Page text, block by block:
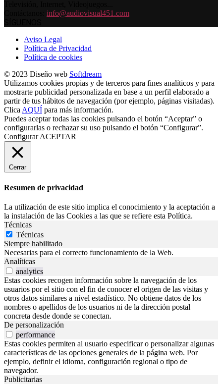
info@audiovisual451.com
Aviso Legal
Política de Privacidad
Política de cookies
© 2023 Diseño web Softdream
Utilizamos cookies propias y de terceros para fines analíticos y para
mostrarte publicidad personalizada en base a un perfil elaborado a
partir de tus hábitos de navegación (por ejemplo, páginas visitadas).
ClicaAQUÍ para más información.
Puedes aceptar todas las cookies pulsando el botón “Aceptar” o
configurarlas o rechazar su uso pulsando el botón “Configurar”.
ConfigurarACEPTAR
Cerrar
Resumen de privacidad
La utilización de este sitio implica el conocimiento y la aceptación a
la instalación de las Cookies a las que se refiere esta Política.
Técnicas
Técnicas
Siempre habilitado
Necesarias para el correcto funcionamiento de la Web.
Analíticas
analytics
Estas cookies recogen información sobre la navegación de los
usuarios por el sitio con el fin de conocer el origen de las visitas y
otros datos similares a nivel estadístico. No obtiene datos de los
nombres o apellidos de los usuarios ni de la dirección postal
concreta desde donde se conectan.
De personalización
performance
Estas cookies permiten al usuario especificar o personalizar algunas
características de las opciones generales de la página web. Por
ejemplo, definir el idioma, configuración regional o tipo de
navegador.
Publicitarias